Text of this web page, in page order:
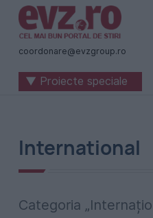
Știri
naționale
internaționale
România
-
Zilei
coordonare@evzgroup.ro
▼ Proiecte speciale
International
Categoria